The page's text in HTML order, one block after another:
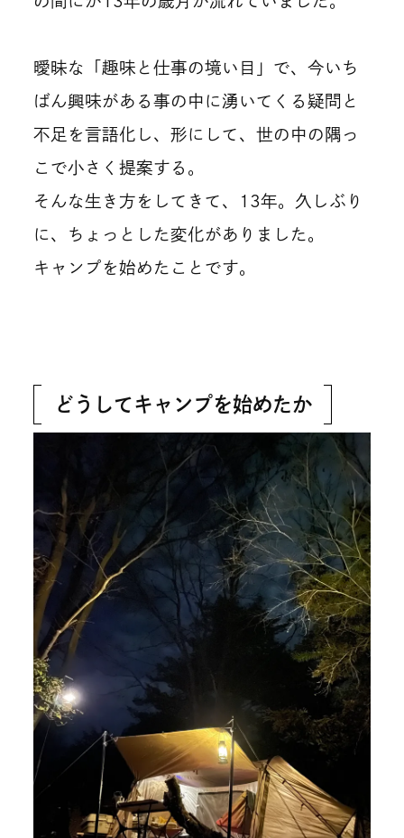
曖昧な「趣味と仕事の境い目」で、今いち
ばん興味がある事の中に湧いてくる疑問と
不足を言語化し、形にして、世の中の隅っ
こで小さく提案する。
そんな生き方をしてきて、13年。久しぶり
に、ちょっとした変化がありました。
キャンプを始めたことです。
どうしてキャンプを始めたか